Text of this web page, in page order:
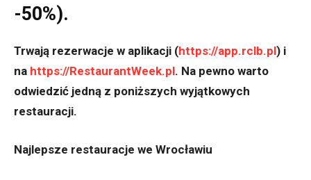
-50%).
Trwają rezerwacje w aplikacji (https://app.rclb.pl) i
na https://RestaurantWeek.pl. Na pewno warto
odwiedzić jedną z poniższych wyjątkowych
restauracji.
Najlepsze restauracje we Wrocławiu